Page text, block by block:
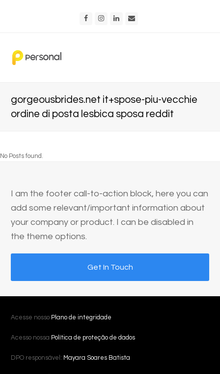
FacebookInstagram
LinkedIn
gorgeousbrides.net it+spose-piu-vecchie
ordine di posta lesbica sposa reddit
No Posts found.
I am the footer call-to-action block, here you can
add some relevant/important information about
your company or product. I can be disabled in
the theme options.
Get In Touch
Acesse nosso Plano de integridade
Acesso nossa Política de proteção de dados
DPO responsável: Mayara Soares Batista